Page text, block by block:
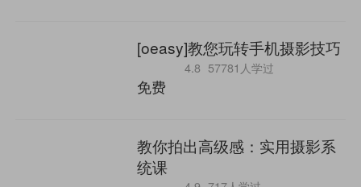
[oeasy]教您玩转手机摄影技巧
4.8 57781人学过
免费
教你拍出高级感：实用摄影系
统课